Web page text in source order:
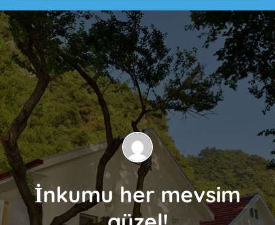
İnkumu her mevsim